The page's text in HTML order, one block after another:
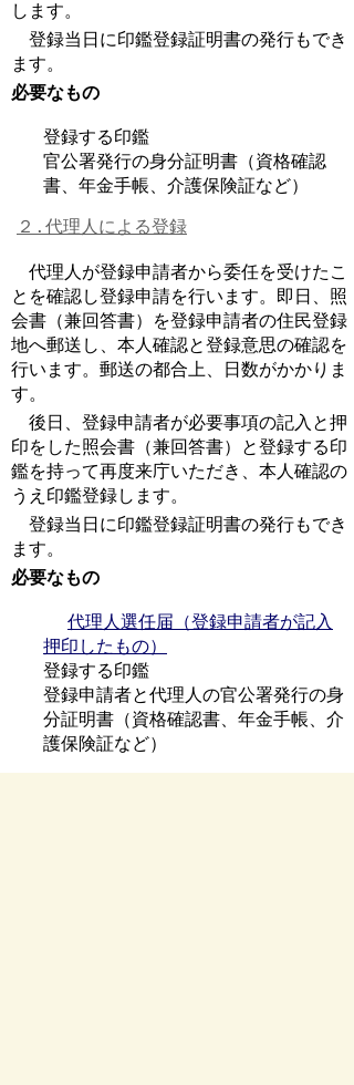
します。
登録当日に印鑑登録証明書の発行もでき
ます。
必要なもの
登録する印鑑
官公署発行の身分証明書（資格確認
書、年金手帳、介護保険証など）
２.代理人による登録
代理人が登録申請者から委任を受けたこ
とを確認し登録申請を行います。即日、照
会書（兼回答書）を登録申請者の住民登録
地へ郵送し、本人確認と登録意思の確認を
行います。郵送の都合上、日数がかかりま
す。
後日、登録申請者が必要事項の記入と押
印をした照会書（兼回答書）と登録する印
鑑を持って再度来庁いただき、本人確認の
うえ印鑑登録します。
登録当日に印鑑登録証明書の発行もでき
ます。
必要なもの
代理人選任届（登録申請者が記入
押印したもの）
登録する印鑑
登録申請者と代理人の官公署発行の身
分証明書（資格確認書、年金手帳、介
護保険証など）